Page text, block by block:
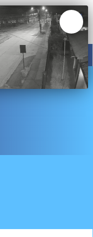
DEPORTES